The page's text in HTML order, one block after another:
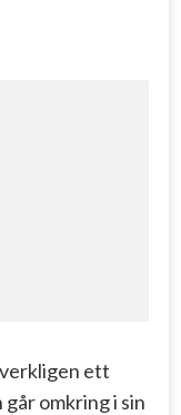
verkligen ett
går omkring i sin